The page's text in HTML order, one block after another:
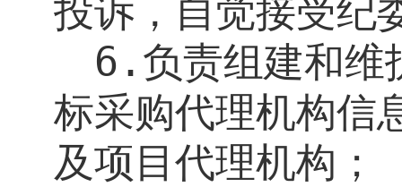
投诉，自觉接受纪
6. 负责组建和维
标采购代理机构信
及项目代理机构；